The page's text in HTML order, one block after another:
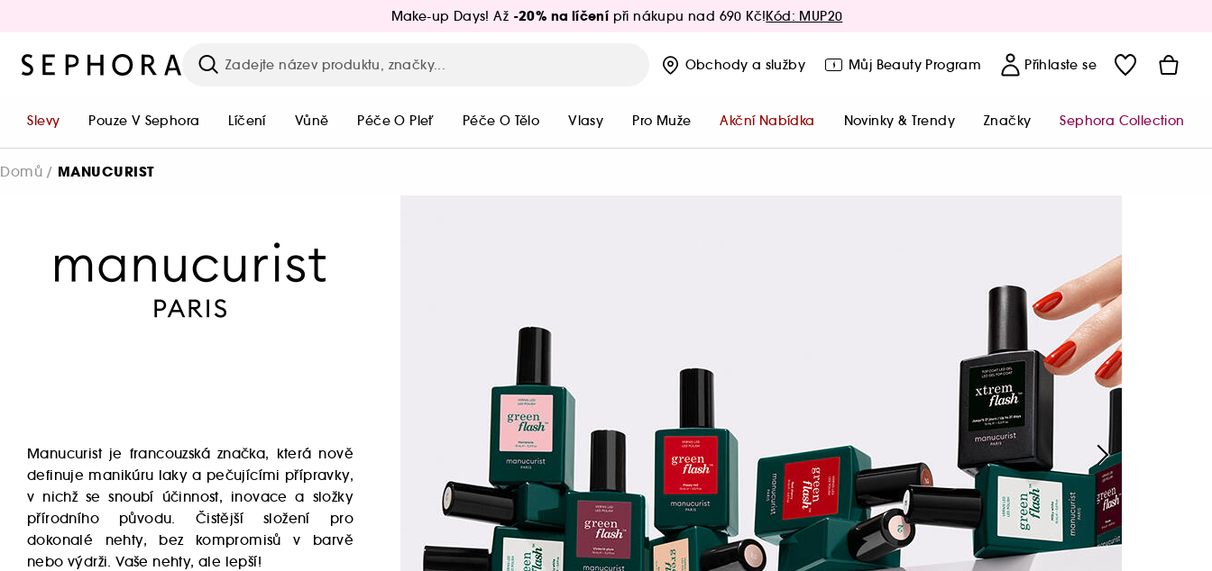
Make-up Days! Až -20% na líčení při nákupu nad 690 Kč!Kód: MUP20
Obchody a služby Můj Beauty Program Přihlaste se
Slevy Pouze V Sephora Líčení Vůně Péče O Pleť Péče O Tělo Vlasy Pro Muže Akční Nabídka Novinky & Trendy Značky Sephora Collection
Domů MANUCURIST
Manucurist je francouzská značka, která nově
definuje manikúru laky a pečujícími přípravky,
v nichž se snoubí účinnost, inovace a složky
přírodního původu. Čistější složení pro
dokonalé nehty, bez kompromisů v barvě
nebo výdrži. Vaše nehty, ale lepší!